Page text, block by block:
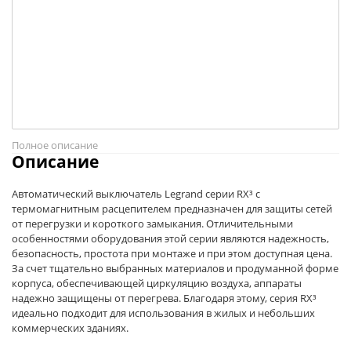
Полное описание
Описание
Автоматический выключатель Legrand серии RX³ с
термомагнитным расцепителем предназначен для защиты сетей
от перегрузки и короткого замыкания. Отличительными
особенностями оборудования этой серии являются надежность,
безопасность, простота при монтаже и при этом доступная цена.
За счет тщательно выбранных материалов и продуманной форме
корпуса, обеспечивающей циркуляцию воздуха, аппараты
надежно защищены от перегрева. Благодаря этому, серия RX³
идеально подходит для использования в жилых и небольших
коммерческих зданиях.